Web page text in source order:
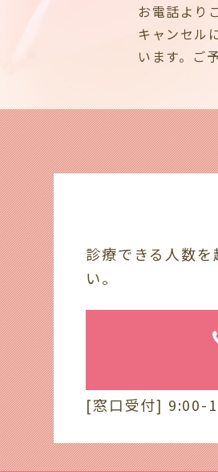
お電話より
キャンセル
います。ご
診療できる人数
い。
[窓口受付] 9:00-